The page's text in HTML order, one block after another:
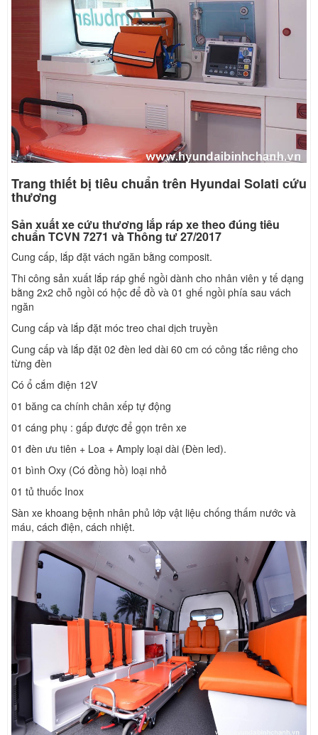
Trang thiết bị tiêu chuẩn trên Hyundai Solati cứu
thương
Sản xuất xe cứu thương lắp ráp xe theo đúng tiêu
chuẩn TCVN 7271 và Thông tư 27/2017
Cung cấp, lắp đặt vách ngăn bằng composit.
Thi công sản xuất lắp ráp ghế ngồi dành cho nhân viên y tế dạng
bằng 2x2 chỗ ngồi có hộc để đồ và 01 ghế ngồi phía sau vách
ngăn
Cung cấp và lắp đặt móc treo chai dịch truyền
Cung cấp và lắp đặt 02 đèn led dài 60 cm có công tắc riêng cho
từng đèn
Có ổ cắm điện 12V
01 băng ca chính chân xếp tự động
01 cáng phụ : gấp được để gọn trên xe
01 đèn ưu tiên + Loa + Amply loại dài (Đèn led).
01 bình Oxy (Có đồng hồ) loại nhỏ
01 tủ thuốc Inox
Sàn xe khoang bệnh nhân phủ lớp vật liệu chống thấm nước và
máu, cách điện, cách nhiệt.